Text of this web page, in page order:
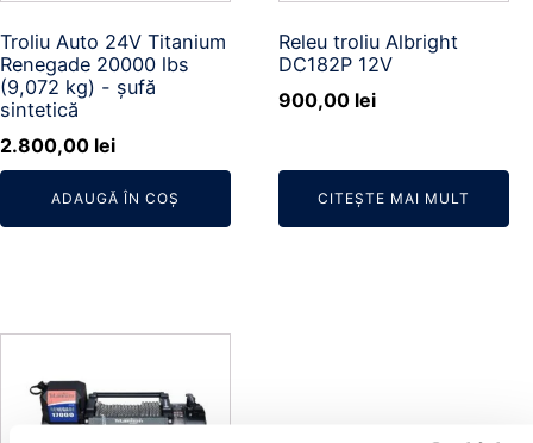
Troliu Auto 24V Titanium
Renegade 20000 lbs
(9,072 kg) - șufă
sintetică
2.800,00 lei
ADAUGĂ ÎN COȘ
Releu troliu Albright
DC182P 12V
900,00 lei
CITEȘTE MAI MULT